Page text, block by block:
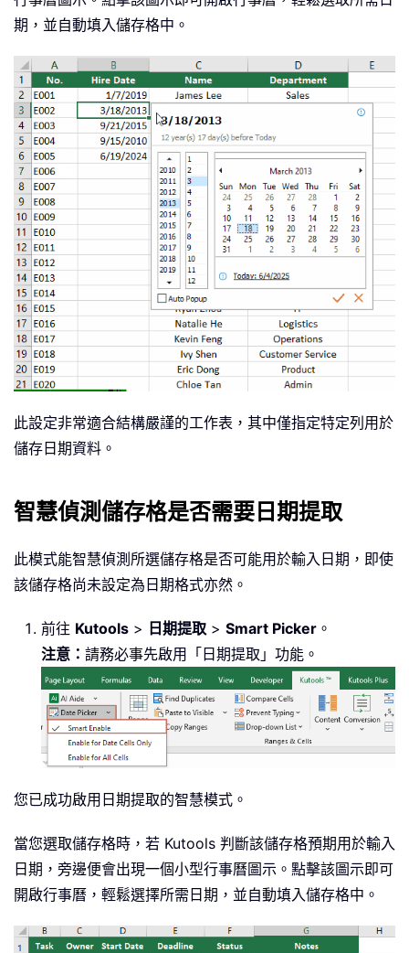
期，並自動填入儲存格中。
此設定非常適合結構嚴謹的工作表，其中僅指定特定列用於
儲存日期資料。
智慧偵測儲存格是否需要日期提取
此模式能智慧偵測所選儲存格是否可能用於輸入日期，即使
該儲存格尚未設定為日期格式亦然。
前往 Kutools > 日期提取 > Smart Picker 。
注意： 請務必事先啟用「日期提取」功能。
您已成功啟用日期提取的智慧模式。
當您選取儲存格時，若 Kutools 判斷該儲存格預期用於輸入
日期，旁邊便會出現一個小型行事曆圖示。點擊該圖示即可
開啟行事曆，輕鬆選擇所需日期，並自動填入儲存格中。